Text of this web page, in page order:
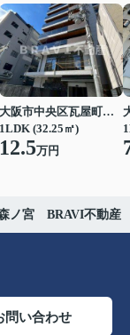
大阪市中央区瓦屋町１丁目
1LDK (32.25㎡)
12.5万円
ノ宮 BRAVI不動産
問い合わせ